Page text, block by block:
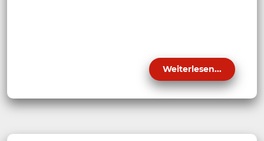
Weiterlesen...